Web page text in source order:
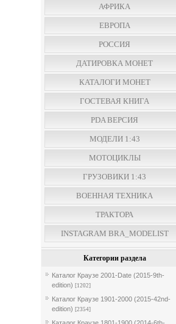
АФРИКА
ЕВРОПА
РОССИЯ
ДАТИРОВКА МОНЕТ
КАТАЛОГИ МОНЕТ
ГОСТЕВАЯ КНИГА
PDA ВЕРСИЯ
МОДЕЛИ 1:43
МОТОЦИКЛЫ
ГРУЗОВИКИ 1:43
ВОЕННАЯ ТЕХНИКА
ТРАКТОРА
INSTAGRAM BRA_MODELIST
Категории раздела
Каталог Краузе 2001-Date (2015-9th-
edition) [1202]
Каталог Краузе 1901-2000 (2015-42nd-
edition) [2354]